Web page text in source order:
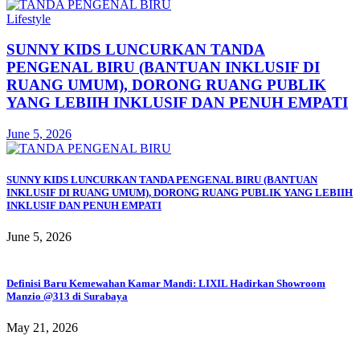
Lifestyle
SUNNY KIDS LUNCURKAN TANDA
PENGENAL BIRU (BANTUAN INKLUSIF DI
RUANG UMUM), DORONG RUANG PUBLIK
YANG LEBIIH INKLUSIF DAN PENUH EMPATI
June 5, 2026
SUNNY KIDS LUNCURKAN TANDA PENGENAL BIRU (BANTUAN
INKLUSIF DI RUANG UMUM), DORONG RUANG PUBLIK YANG LEBIIH
INKLUSIF DAN PENUH EMPATI
June 5, 2026
Definisi Baru Kemewahan Kamar Mandi: LIXIL Hadirkan Showroom
Manzio @313 di Surabaya
May 21, 2026